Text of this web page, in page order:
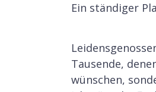
Ein ständiger
Tausende,
wünschen,